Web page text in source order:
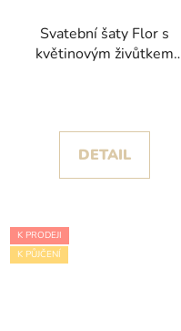
Svatební šaty Flor s
květinovým živůtkem
DETAIL
K PRODEJI
K PŮJČENÍ